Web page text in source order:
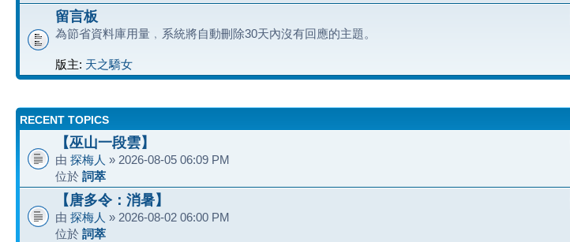
留言板
為節省資料庫用量﹐系統將自動刪除30天內沒有回應的主題。
版主: 天之驕女
RECENT TOPICS
【巫山一段雲】
由 探梅人 » 2026-08-05 06:09 PM
位於 詞萃
【唐多令：消暑】
由 探梅人 » 2026-08-02 06:00 PM
位於 詞萃